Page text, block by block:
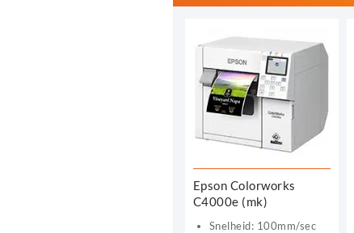
Epson Colorworks
C4000e (mk)
Snelheid: 100mm/sec